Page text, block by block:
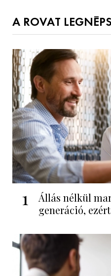
A ROVAT
1
Állás nélkül
generáció,